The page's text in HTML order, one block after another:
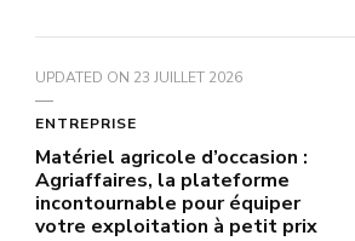
UPDATED ON 23 JUILLET 2026
ENTREPRISE
Matériel agricole d’occasion :
Agriaffaires, la plateforme
incontournable pour équiper
votre exploitation à petit prix